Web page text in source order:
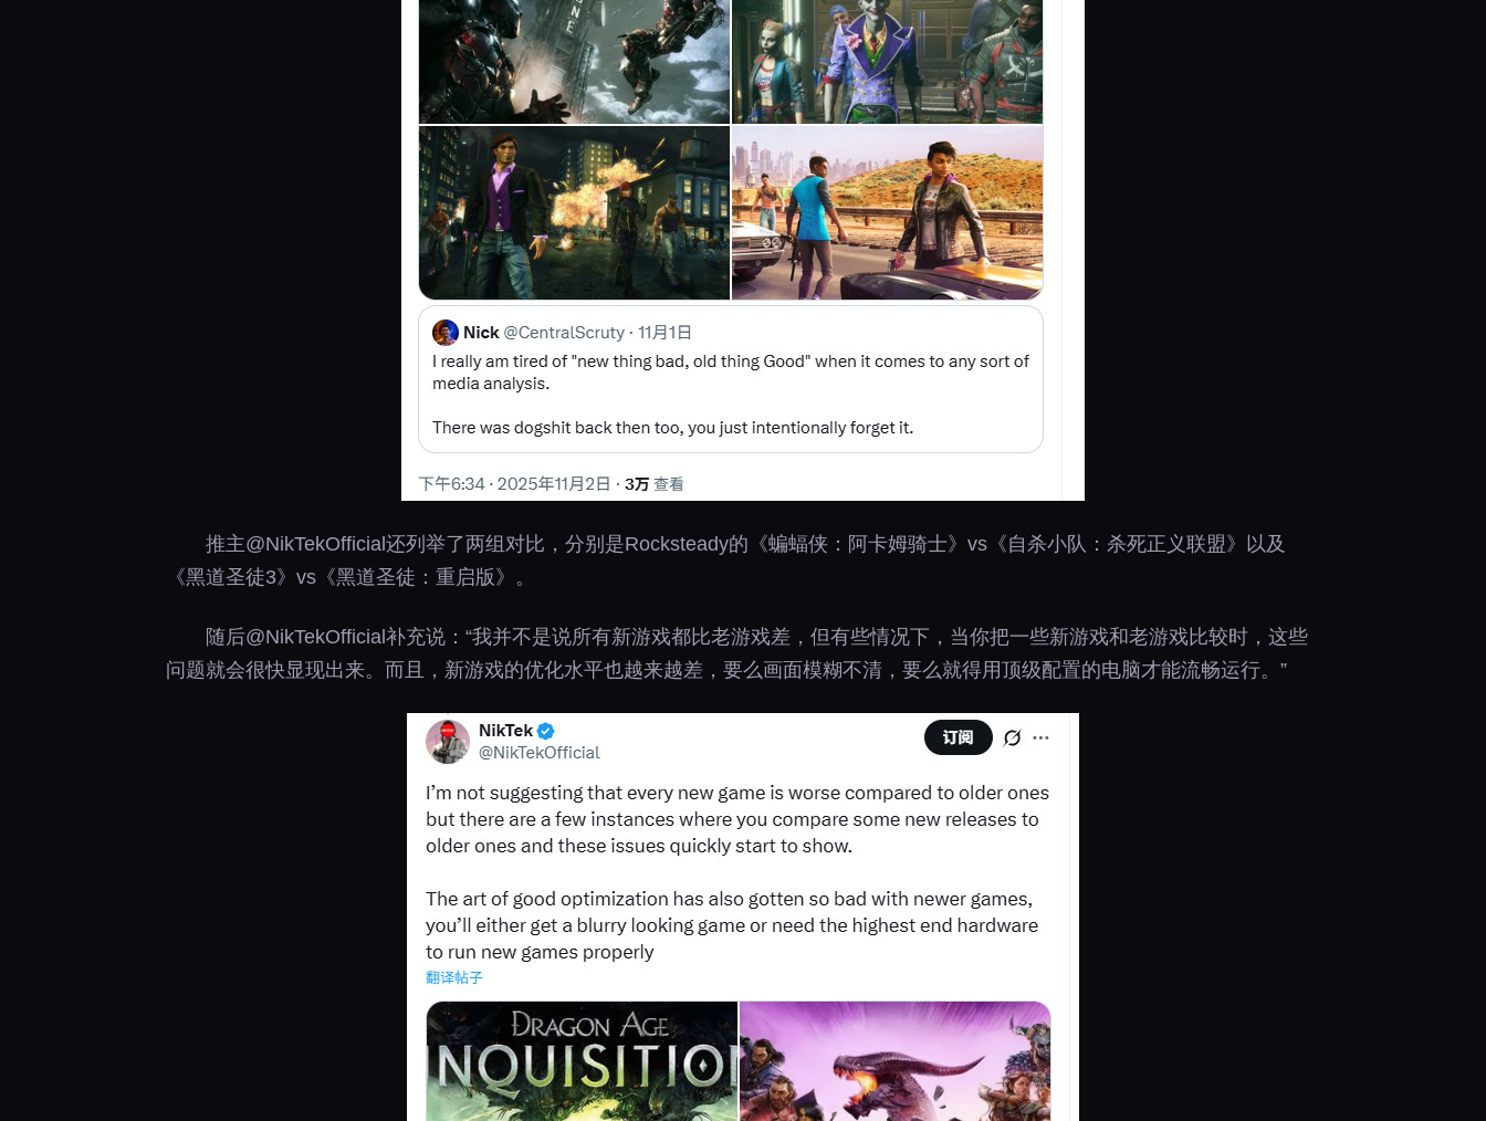
推主@NikTekOfficial还列举了两组对比，分别是Rocksteady的《蝙蝠侠：阿卡姆骑士》vs《自杀小队：杀死正义联盟》以及
《黑道圣徒3》vs《黑道圣徒：重启版》。
随后@NikTekOfficial补充说：“我并不是说所有新游戏都比老游戏差，但有些情况下，当你把一些新游戏和老游戏比较时，这些
问题就会很快显现出来。而且，新游戏的优化水平也越来越差，要么画面模糊不清，要么就得用顶级配置的电脑才能流畅运行。”